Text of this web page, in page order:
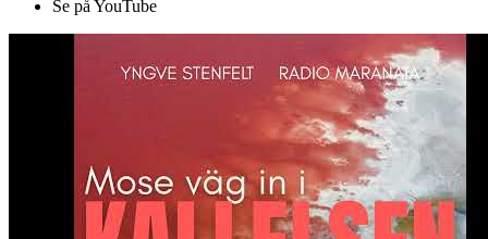
Se på YouTube